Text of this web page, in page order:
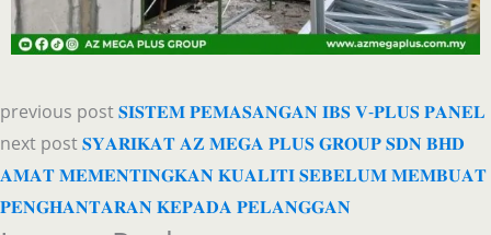
previous post𝐒𝐈𝐒𝐓𝐄𝐌 𝐏𝐄𝐌𝐀𝐒𝐀𝐍𝐆𝐀𝐍 𝐈𝐁𝐒 𝐕-𝐏𝐋𝐔𝐒 𝐏𝐀𝐍𝐄𝐋
next post𝐒𝐘𝐀𝐑𝐈𝐊𝐀𝐓 𝐀𝐙 𝐌𝐄𝐆𝐀 𝐏𝐋𝐔𝐒 𝐆𝐑𝐎𝐔𝐏 𝐒𝐃𝐍 𝐁𝐇𝐃
𝐀𝐌𝐀𝐓 𝐌𝐄𝐌𝐄𝐍𝐓𝐈𝐍𝐆𝐊𝐀𝐍 𝐊𝐔𝐀𝐋𝐈𝐓𝐈 𝐒𝐄𝐁𝐄𝐋𝐔𝐌 𝐌𝐄𝐌𝐁𝐔𝐀𝐓
𝐏𝐄𝐍𝐆𝐇𝐀𝐍𝐓𝐀𝐑𝐀𝐍 𝐊𝐄𝐏𝐀𝐃𝐀 𝐏𝐄𝐋𝐀𝐍𝐆𝐆𝐀𝐍